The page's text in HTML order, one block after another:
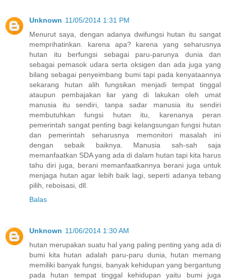
Unknown 11/05/2014 1:31 PM
Menurut saya, dengan adanya dwifungsi hutan itu sangat
memprihatinkan. karena apa? karena yang seharusnya
hutan itu berfungsi sebagai paru-parunya dunia dan
sebagai pemasok udara serta oksigen dan ada juga yang
bilang sebagai penyeimbang bumi tapi pada kenyataannya
sekarang hutan alih fungsikan menjadi tempat tinggal
ataupun pembajakan liar yang di lakukan oleh umat
manusia itu sendiri, tanpa sadar manusia itu sendiri
membutuhkan fungsi hutan itu, karenanya peran
pemerintah sangat penting bagi kelangsungan fungsi hutan
dan pemerintah seharusnya memonitori masalah ini
dengan sebaik baiknya. Manusia sah-sah saja
memanfaatkan SDA yang ada di dalam hutan tapi kita harus
tahu diri juga, berani memanfaatkannya berani juga untuk
menjaga hutan agar lebih baik lagi, seperti adanya tebang
pilih, reboisasi, dll.
Balas
Unknown 11/06/2014 1:30 AM
hutan merupakan suatu hal yang paling penting yang ada di
bumi kita hutan adalah paru-paru dunia, hutan memang
memiliki banyak fungsi, banyak kehidupan yang bergantung
pada hutan tempat tinggal kehidupan yaitu bumi juga